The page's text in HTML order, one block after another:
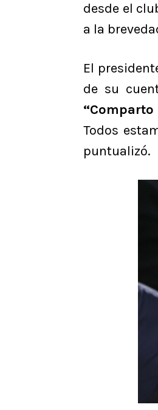
desde el
a la
El
de su
Todos
puntualizó.